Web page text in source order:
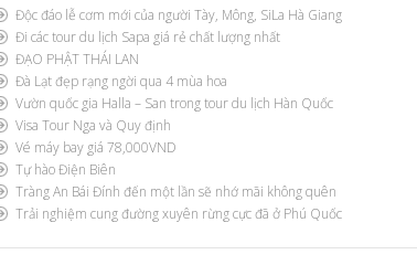
Độc đáo lễ cơm mới của người Tày, Mông, SiLa Hà Giang
Đi các tour du lịch Sapa giá rẻ chất lượng nhất
ĐẠO PHẬT THÁI LAN
Đà Lạt đẹp rạng ngời qua 4 mùa hoa
Vườn quốc gia Halla – San trong tour du lịch Hàn Quốc
Visa Tour Nga và Quy định
Vé máy bay giá 78,000VND
Tự hào Điện Biên
Tràng An Bái Đính đến một lần sẽ nhớ mãi không quên
Trải nghiệm cung đường xuyên rừng cực đã ở Phú Quốc